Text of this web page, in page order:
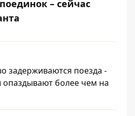
– сейчас
задерживаются поезда -
более чем на